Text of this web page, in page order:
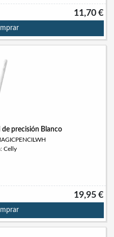
11,70 €
de precisión Blanco
Celly
19,95 €